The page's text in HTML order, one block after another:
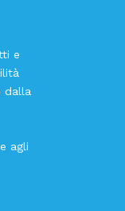
e
dalla
agli